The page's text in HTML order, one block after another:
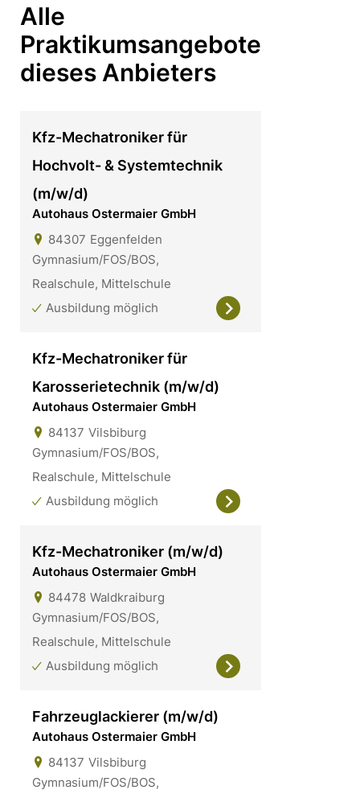
Alle
Praktikumsangebote
dieses Anbieters
Kfz-Mechatroniker für
Hochvolt- & Systemtechnik
(m/w/d)
Autohaus Ostermaier GmbH
84307 Eggenfelden
Gymnasium/FOS/BOS,
Realschule, Mittelschule
Ausbildung möglich
Kfz-Mechatroniker für
Karosserietechnik (m/w/d)
Autohaus Ostermaier GmbH
84137 Vilsbiburg
Gymnasium/FOS/BOS,
Realschule, Mittelschule
Ausbildung möglich
Kfz-Mechatroniker (m/w/d)
Autohaus Ostermaier GmbH
84478 Waldkraiburg
Gymnasium/FOS/BOS,
Realschule, Mittelschule
Ausbildung möglich
Fahrzeuglackierer (m/w/d)
Autohaus Ostermaier GmbH
84137 Vilsbiburg
Gymnasium/FOS/BOS,